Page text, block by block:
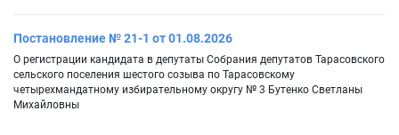
Постановление № 21-1 от 01.08.2026
О регистрации кандидата в депутаты Собрания депутатов Тарасовского
сельского поселения шестого созыва по Тарасовскому
четырехмандатному избирательному округу № 3 Бутенко Светланы
Михайловны